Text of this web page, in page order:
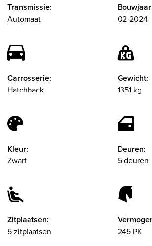
Transmissie:
Automaat
Bouwjaar:
02-2024
Carrosserie:
Hatchback
Gewicht:
1351 kg
Kleur:
Zwart
Deuren:
5 deuren
Zitplaatsen:
5 zitplaatsen
245 PK